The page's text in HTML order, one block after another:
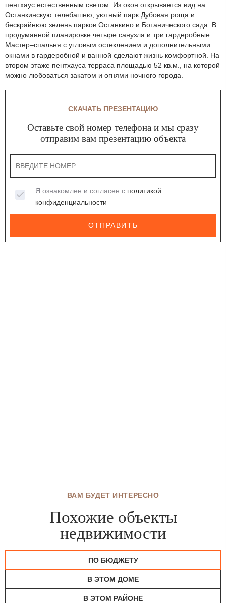
пентхаус естественным светом. Из окон открывается вид на
Останкинскую телебашню, уютный парк Дубовая роща и
бескрайнюю зелень парков Останкино и Ботанического сада. В
продуманной планировке четыре санузла и три гардеробные.
Мастер–спальня с угловым остеклением и дополнительными
окнами в гардеробной и ванной сделают жизнь комфортной. На
втором этаже пентхауса терраса площадью 52 кв.м., на которой
можно любоваться закатом и огнями ночного города.
СКАЧАТЬ ПРЕЗЕНТАЦИЮ
Оставьте свой номер телефона и мы сразу
отправим вам презентацию объекта
Я ознакомлен и согласен с политикой
конфиденциальности
ОТПРАВИТЬ
ВАМ БУДЕТ ИНТЕРЕСНО
Похожие объекты
недвижимости
ПО БЮДЖЕТУ
В ЭТОМ ДОМЕ
В ЭТОМ РАЙОНЕ